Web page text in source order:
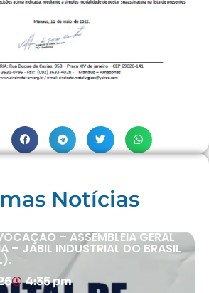
Notícias
– ASSEMBLEIA GERAL
– JABIL INDUSTRIAL DO BRASIL
4:35 pm